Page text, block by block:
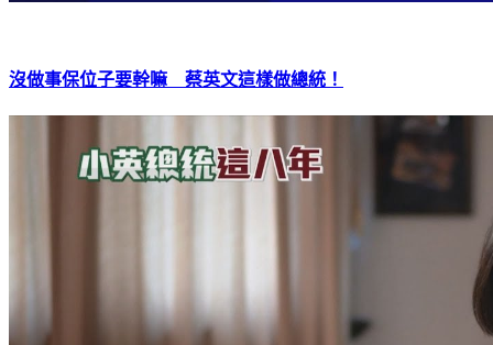
沒做事保位子要幹嘛 蔡英文這樣做總統！